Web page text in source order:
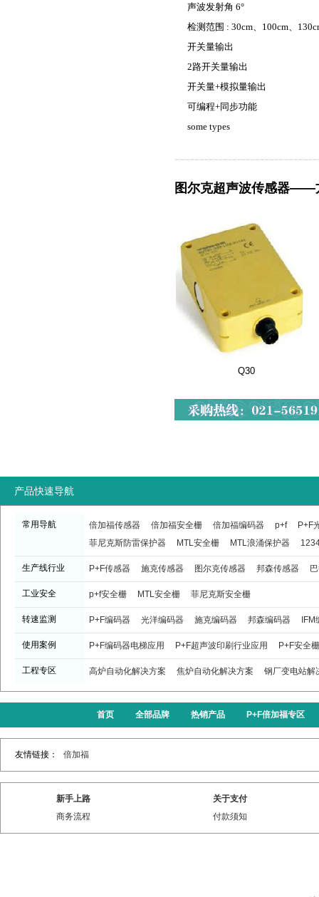
声波发射角 6°
检测范围 : 30cm 、100cm、
开关量输出
2路开关量输出
开关量+模拟量输出
可编程+同步功能
some types
图尔克超声波传感器——
Q30
产品快速导航
常用导航 倍加福传感器 倍加福安全栅 倍加福编码器 p+f
P+F
菲尼克斯防雷保护器
MTL安全栅 MTL浪涌保护器
生产线行业 P+F传感器 施克传感器 图尔克传感器 邦森传感器
工业安全 p+f安全栅 MTL安全栅 菲尼克斯安全栅
转速监测 P+F编码器 光洋编码器 施克编码器 邦森编码器
使用案例 P+F编码器电梯应用 P+F超声波印刷行业应用 P+F安全
工程专区 高炉自动化解决方案 焦炉自动化解决方案 钢厂变电站解
首页 全部品牌 热销产品 P+F倍加福专区
友情链接： 倍加福
新手上路
商务流程
关于支付
付款须知